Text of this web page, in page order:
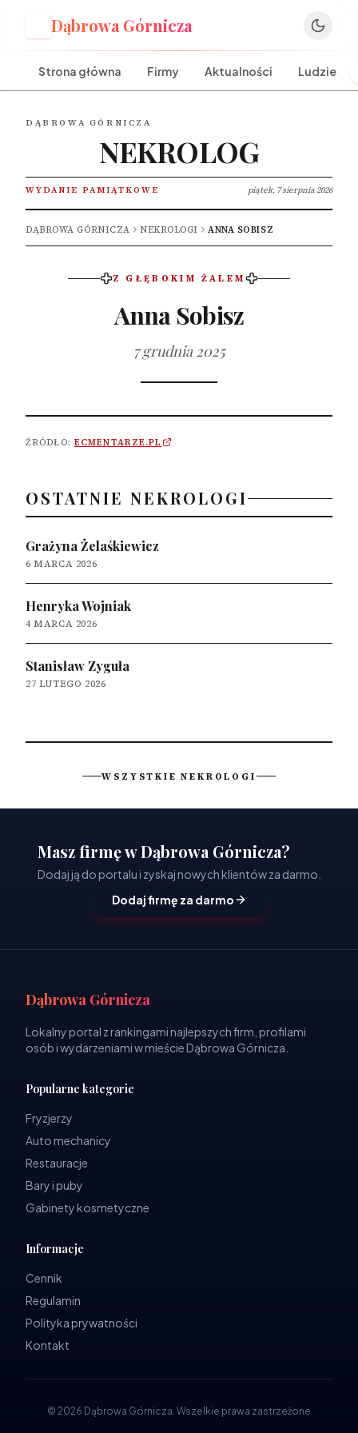
Dąbrowa Górnicza
Strona główna Firmy Aktualności Ludzie
DĄBROWA GÓRNICZA
NEKROLOG
WYDANIE PAMIĄTKOWE piątek, 7 sierpnia 2026
DĄBROWA GÓRNICZA NEKROLOGI ANNA SOBISZ
Z GŁĘBOKIM ŻALEM
Anna Sobisz
7 grudnia 2025
ŹRÓDŁO: ECMENTARZE.PL
OSTATNIE NEKROLOGI
Grażyna Żelaśkiewicz
6 MARCA 2026
Henryka Wojniak
4 MARCA 2026
Stanisław Zyguła
27 LUTEGO 2026
WSZYSTKIE NEKROLOGI
Masz firmę w Dąbrowa Górnicza?
Dodaj ją do portalu i zyskaj nowych klientów za darmo.
Dodaj firmę za darmo
Dąbrowa Górnicza
Lokalny portal z rankingami najlepszych firm, profilami
osób i wydarzeniami w mieście Dąbrowa Górnicza.
Popularne kategorie
Fryzjerzy
Auto mechanicy
Restauracje
Bary i puby
Gabinety kosmetyczne
Informacje
Cennik
Regulamin
Polityka prywatności
Kontakt
© 2026 Dąbrowa Górnicza. Wszelkie prawa zastrzeżone